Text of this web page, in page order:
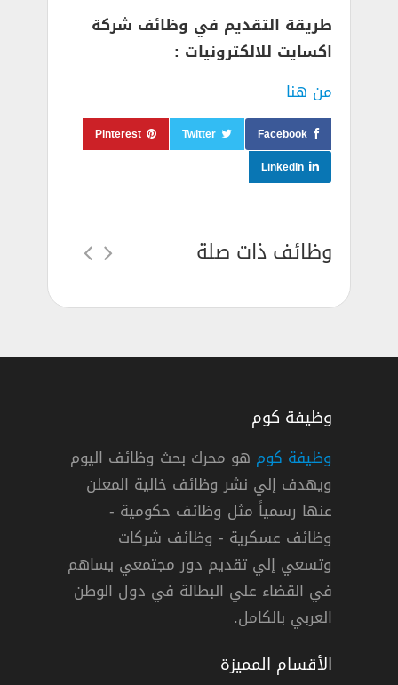
طريقة التقديم في وظائف شركة
اكسايت للالكترونيات :
من هنا
Facebook
Twitter
Pinterest
LinkedIn
وظائف ذات صلة
في فنادق هيلتون في الكويت
دوام كامل
وظيفة كوم
وظيفة كوم هو محرك بحث وظائف اليوم
ويهدف إلي نشر وظائف خالية المعلن
عنها رسمياً مثل وظائف حكومية -
وظائف عسكرية - وظائف شركات
وتسعي إلي تقديم دور مجتمعي يساهم
في القضاء علي البطالة في دول الوطن
العربي بالكامل.
الأقسام المميزة